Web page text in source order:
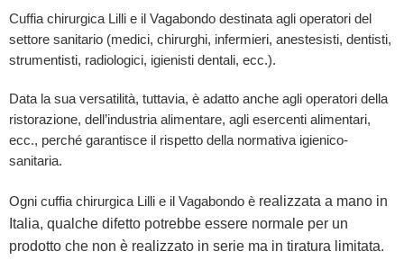
Cuffia chirurgica Lilli e il Vagabondo destinata agli operatori del
settore sanitario (medici, chirurghi, infermieri, anestesisti, dentisti,
strumentisti, radiologici, igienisti dentali, ecc.).
Data la sua versatilità, tuttavia, è adatto anche agli operatori della
ristorazione, dell’industria alimentare, agli esercenti alimentari,
ecc., perché garantisce il rispetto della normativa igienico-
sanitaria.
Ogni cuffia chirurgica Lilli e il Vagabondo è realizzata a mano in
Italia, qualche difetto potrebbe essere normale per un
prodotto che non è realizzato in serie ma in tiratura limitata.